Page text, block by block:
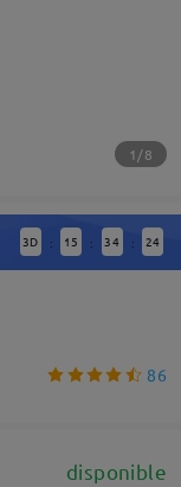
1/8
3D : 15 : 34 : 24
86
disponible